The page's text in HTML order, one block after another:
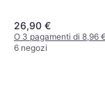
26,90 €
O 3 pagamenti di 8,96 €
6 negozi